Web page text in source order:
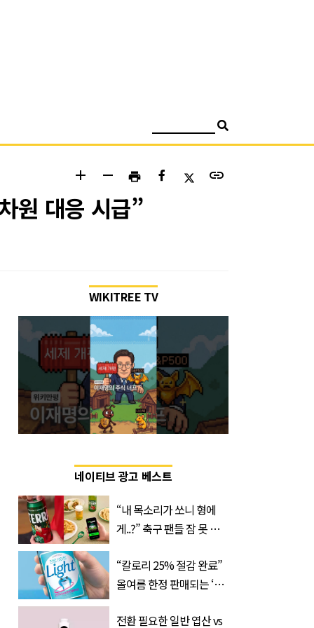
add remove print link
원 대응 시급”
WIKITREE TV
네이티브 광고 베스트
“내 목소리가 쏘니 형에
게..?” 축구 팬들 잠 못 들
트
“칼로리 25% 절감 완료”
올여름 한정 판매되는 ‘최
전환 필요한 일반 엽산 vs